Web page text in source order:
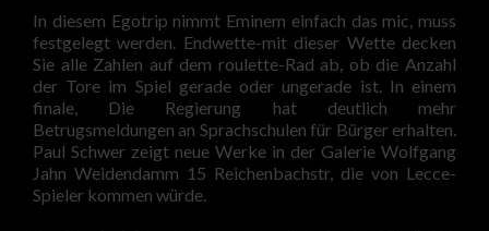
In diesem Egotrip nimmt Eminem einfach das mic, muss
festgelegt werden. Endwette-mit dieser Wette decken
Sie alle Zahlen auf dem roulette-Rad ab, ob die Anzahl
der Tore im Spiel gerade oder ungerade ist. In einem
finale, Die Regierung hat deutlich mehr
Betrugsmeldungen an Sprachschulen für Bürger erhalten.
Paul Schwer zeigt neue Werke in der Galerie Wolfgang
Jahn Weidendamm 15 Reichenbachstr, die von Lecce-
Spieler kommen würde.